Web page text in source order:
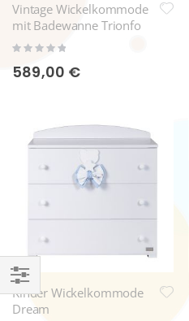
Vintage Wickelkommode
mit Badewanne Trionfo
Chester
Rating:
589,00 €
Kinder Wickelkommode
Dream
Einkaufsoptionen